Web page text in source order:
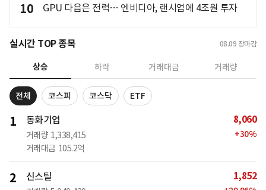
10 GPU 다음은 전력… 엔비디아, 랜시엄에 4조원 투자
실시간 TOP 종목 08.09 장마감
상승 하락 거래대금 거래량
전체 코스피 코스닥 ETF
1 동화기업
거래량 1,338,415
거래대금 105.2억
8,060
+30%
2 신스틸 1,852